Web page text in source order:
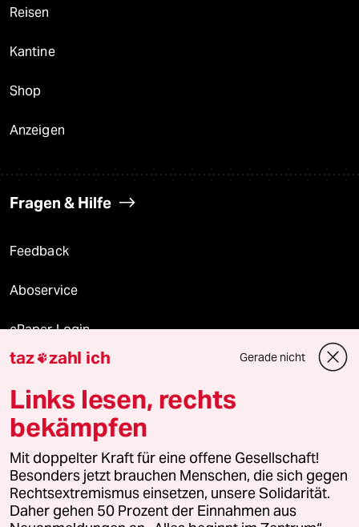
Reisen
Kantine
Shop
Anzeigen
Fragen & Hilfe
Feedback
Aboservice
ePaper Login
Downloads für Abonnierende
© 2026 taz Verlags und Vertriebs GmbH
Alle Rechte vorbehalten. Bei rechtlichen Fragen oder für Genehmigungen
wenden Sie sich bitte an lizenzen@taz.de
Feedback Redaktionsstatut Kommune-Richtlinien
taz zahl ich Gerade nicht
Links lesen, rechts
bekämpfen
Mit doppelter Kraft für eine offene Gesellschaft!
Besonders jetzt brauchen Menschen, die sich gegen
Rechtsextremismus einsetzen, unsere Solidarität.
Daher gehen 50 Prozent der Einnahmen aus